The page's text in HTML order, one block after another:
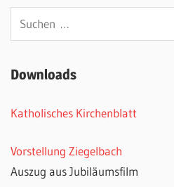
Suchen
nach:
Downloads
Katholisches Kirchenblatt
Vorstellung Ziegelbach
Auszug aus Jubiläumsfilm